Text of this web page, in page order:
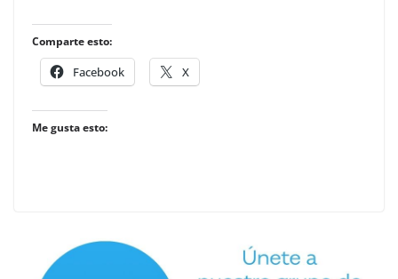
Comparte esto:
Facebook X
Me gusta esto: